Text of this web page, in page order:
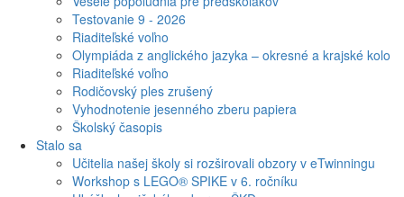
Testovanie 9 - 2026
Riaditeľské voľno
Olympiáda z anglického jazyka – okresné a krajské kolo
Riaditeľské voľno
Rodičovský ples zrušený
Vyhodnotenie jesenného zberu papiera
Školský časopis
Stalo sa
Učitelia našej školy si rozširovali obzory v eTwinningu
Workshop s LEGO® SPIKE v 6. ročníku